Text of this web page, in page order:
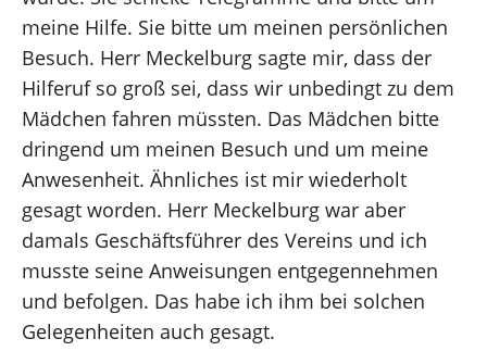
meine Hilfe. Sie bitte um meinen persönlichen
Besuch. Herr Meckelburg sagte mir, dass der
Hilferuf so groß sei, dass wir unbedingt zu dem
Mädchen fahren müssten. Das Mädchen bitte
dringend um meinen Besuch und um meine
Anwesenheit. Ähnliches ist mir wiederholt
gesagt worden. Herr Meckelburg war aber
damals Geschäftsführer des Vereins und ich
musste seine Anweisungen entgegennehmen
und befolgen. Das habe ich ihm bei solchen
Gelegenheiten auch gesagt.